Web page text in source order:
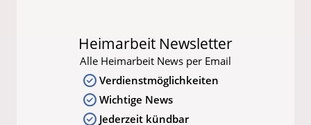
Heimarbeit Newsletter
Alle Heimarbeit News per Email
Verdienstmöglichkeiten
Wichtige News
Jederzeit kündbar